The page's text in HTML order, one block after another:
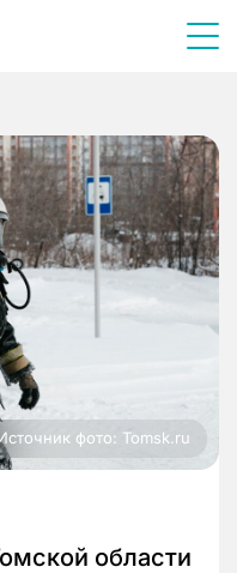
фото: Tomsk.ru
области